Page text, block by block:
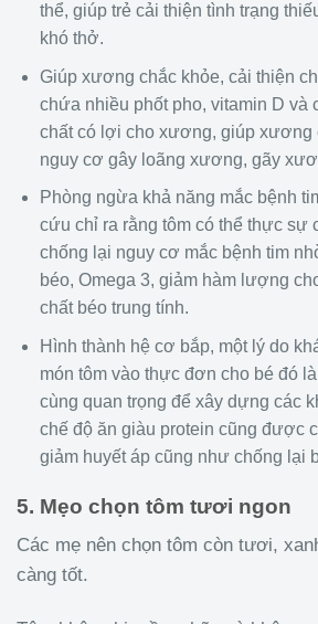
thể, giúp trẻ cải thiện tình trạng
khó thở.
Giúp xương chắc khỏe, cải thiện
chứa nhiều phốt pho, vitamin D và
chất có lợi cho xương, giúp xương
nguy cơ gây loãng xương, gãy
Phòng ngừa khả năng mắc bệnh
cứu chỉ ra rằng tôm có thể thực sự
chống lại nguy cơ mắc bệnh tim
béo, Omega 3, giảm hàm lượng
chất béo trung tính.
Hình thành hệ cơ bắp, một lý do
món tôm vào thực đơn cho bé đó
cùng quan trọng để xây dựng các
chế độ ăn giàu protein cũng được
giảm huyết áp cũng như chống lại
5. Mẹo chọn tôm tươi ngon
Các mẹ nên chọn tôm còn tươi,
càng tốt.